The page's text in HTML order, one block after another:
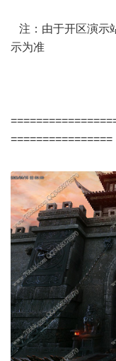
注：由于开区演示
示为准
================